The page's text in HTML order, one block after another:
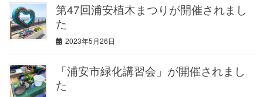
第47回浦安植木まつりが開催されまし
た
2023年5月26日
「浦安市緑化講習会」が開催されまし
た